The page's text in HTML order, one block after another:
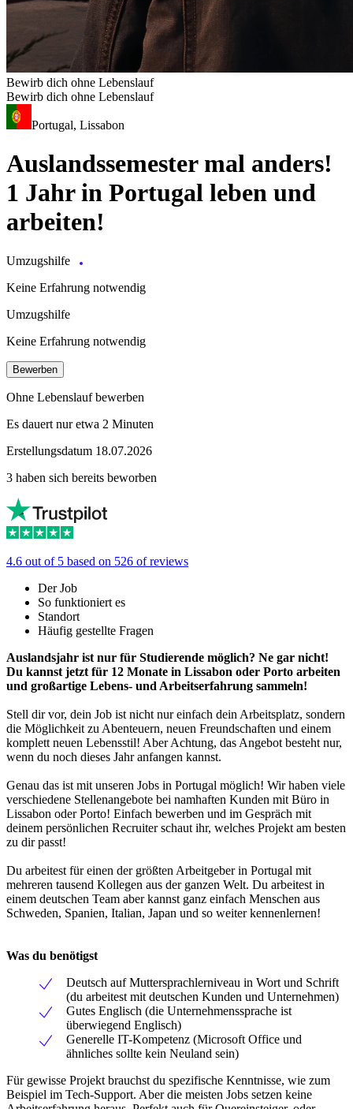
Bewirb dich ohne Lebenslauf
Bewirb dich ohne Lebenslauf
Portugal, Lissabon
Auslandssemester mal anders!
1 Jahr in Portugal leben und
arbeiten!
Umzugshilfe
Keine Erfahrung notwendig
Umzugshilfe
Keine Erfahrung notwendig
Bewerben
Ohne Lebenslauf bewerben
Es dauert nur etwa 2 Minuten
Erstellungsdatum 18.07.2026
3 haben sich bereits beworben
4.6 out of 5 based on 526 of reviews
Der Job
So funktioniert es
Standort
Häufig gestellte Fragen
Auslandsjahr ist nur für Studierende möglich? Ne gar nicht!
Du kannst jetzt für 12 Monate in Lissabon oder Porto arbeiten
und großartige Lebens- und Arbeitserfahrung sammeln!
Stell dir vor, dein Job ist nicht nur einfach dein Arbeitsplatz, sondern
die Möglichkeit zu Abenteuern, neuen Freundschaften und einem
komplett neuen Lebensstil! Aber Achtung, das Angebot besteht nur,
wenn du noch dieses Jahr anfangen kannst.
Genau das ist mit unseren Jobs in Portugal möglich! Wir haben viele
verschiedene Stellenangebote bei namhaften Kunden mit Büro in
Lissabon oder Porto! Einfach bewerben und im Gespräch mit
deinem persönlichen Recruiter schaut ihr, welches Projekt am besten
zu dir passt!
Du arbeitest für einen der größten Arbeitgeber in Portugal mit
mehreren tausend Kollegen aus der ganzen Welt. Du arbeitest in
einem deutschen Team aber kannst ganz einfach Menschen aus
Schweden, Spanien, Italian, Japan und so weiter kennenlernen!
Was du benötigst
Deutsch auf Muttersprachlerniveau in Wort und Schrift
(du arbeitest mit deutschen Kunden und Unternehmen)
Gutes Englisch (die Unternehmenssprache ist
überwiegend Englisch)
Generelle IT-Kompetenz (Microsoft Office und
ähnliches sollte kein Neuland sein)
Für gewisse Projekt brauchst du spezifische Kenntnisse, wie zum
Beispiel im Tech-Support. Aber die meisten Jobs setzen keine